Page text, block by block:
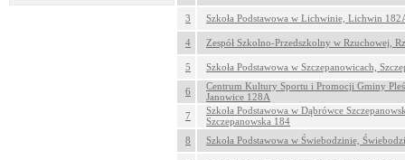
3 Szkoła Podstawowa w Lichwinie, Lichwin
4 Zespół Szkolno-Przedszkolny w Rzuchowej,
5 Szkoła Podstawowa w Szczepanowicach,
6
Centrum Kultury Sportu i Promocji Gminy
Janowice 128A
7
Szkoła Podstawowa w Dąbrówce
Szczepanowska 184
8
Szkoła Podstawowa w Świebodzinie,